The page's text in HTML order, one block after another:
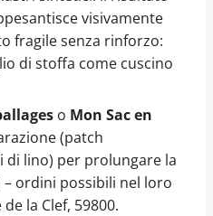
visivamente
fragile senza rinforzo:
di stoffa come cuscino
o Mon Sac en
(patch
lino) per prolungare la
ordini possibili nel loro
la Clef, 59800.